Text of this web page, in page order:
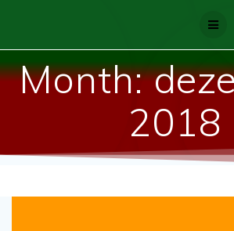
Month:
2018